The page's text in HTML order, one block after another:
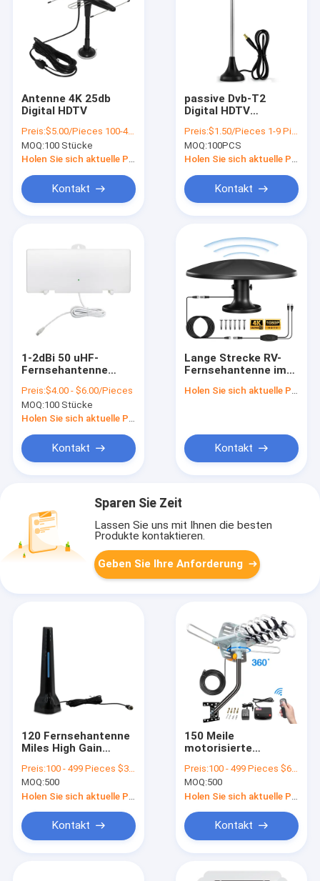
Antenne 4K 25db
Digital HDTV
Preis:$5.00/Pieces 100-499 Pieces
MOQ:100 Stücke
Kontakt
passive Dvb-T2
Digital HDTV
4K Antennen-2-3dBi
Fm
Preis:$1.50/Pieces 1-9 Pieces
MOQ:100PCS
Kontakt
1-2dBi 50 uHF-
Fernsehantenne
Antennen-flache
DVB-T Innen
Preis:$4.00 - $6.00/Pieces
MOQ:100 Stücke
Holen Sie sich aktuelle Preis
Kontakt
Lange Strecke RV-
Fernsehantenne im
Digital HD
Wohnwagen-Boot
Holen Sie sich aktuelle Preis
Kontakt
Sparen Sie Zeit
Lassen Sie uns mit Ihnen die besten
Produkte kontaktieren.
Geben Sie Ihre Anforderung
120 Fernsehantenne
Miles High Gain
lineare Polarisations-
Koaxialkabel UHFhdtv
Digital
Preis:100 - 499 Pieces $3.10 500 - 999 Pieces $2.90 1000 - 2999 Pieces $2.70 >=3000 Pieces $2.50
MOQ:500
Kontakt
150 Meile
motorisierte
Amplified Outdoors
HDTV
Preis:100 - 499 Pieces $6.70 500 - 999 Pieces $6.00 1000 - 2999 Pieces $5.00 >=3000 Pieces $4.70
MOQ:500
Kontakt